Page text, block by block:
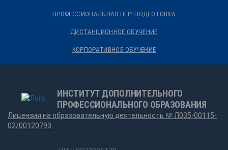
ПРОФЕССИОНАЛЬНАЯ ПЕРЕПОДГОТОВКА
ДИСТАНЦИОННОЕ ОБУЧЕНИЕ
КОРПОРАТИВНОЕ ОБУЧЕНИЕ
ИНСТИТУТ ДОПОЛНИТЕЛЬНОГО
ПРОФЕССИОНАЛЬНОГО ОБРАЗОВАНИЯ
Лицензия на образовательную деятельность № Л035-00115-
02/00120793